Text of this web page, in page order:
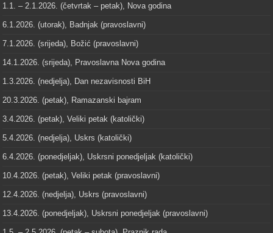
1.1. – 2.1.2026. (četvrtak – petak), Nova godina
6.1.2026. (utorak), Badnjak (pravoslavni)
7.1.2026. (srijeda), Božić (pravoslavni)
14.1.2026. (srijeda), Pravoslavna Nova godina
1.3.2026. (nedjelja), Dan nezavisnosti BiH
20.3.2026. (petak), Ramazanski bajram
3.4.2026. (petak), Veliki petak (katolički)
5.4.2026. (nedjelja), Uskrs (katolički)
6.4.2026. (ponedjeljak), Uskrsni ponedjeljak (katolički)
10.4.2026. (petak), Veliki petak (pravoslavni)
12.4.2026. (nedjelja), Uskrs (pravoslavni)
13.4.2026. (ponedjeljak), Uskrsni ponedjeljak (pravoslavni)